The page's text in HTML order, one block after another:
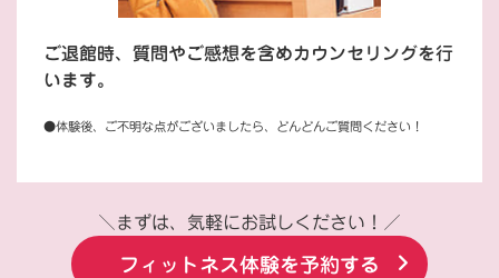
ご退館時、質問やご感想を含めカウンセリングを行
います。
●体験後、ご不明な点がございましたら、どんどんご質問ください！
＼まずは、気軽にお試しください！／
フィットネス体験を予約する